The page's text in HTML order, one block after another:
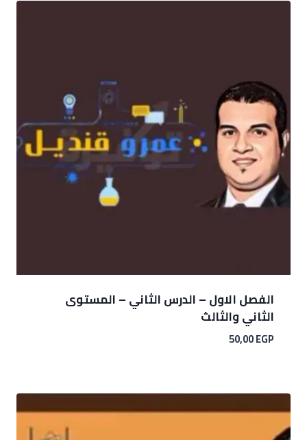
الفصل الاول – الدرس الثاني – المستوى
الثاني والثالث
50,00EGP